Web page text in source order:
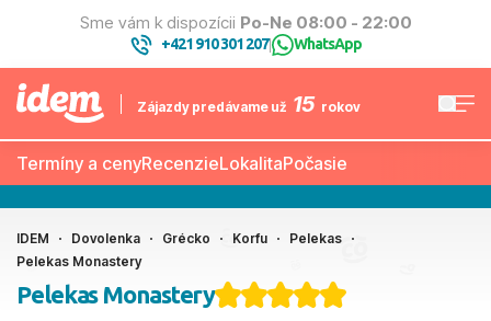
Sme vám k dispozícii Po-Ne 08:00 - 22:00
+421 910 301 207| WhatsApp
Zájazdy predávame už 15 rokov
Termíny a cenyRecenzieLokalitaPočasie
IDEM Dovolenka Grécko Korfu
Pelekas
Pelekas Monastery
Pelekas Monastery